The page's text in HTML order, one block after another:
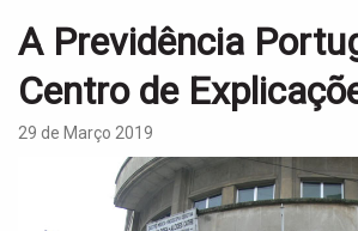
A Previdência
Centro de
29 de Março 2019